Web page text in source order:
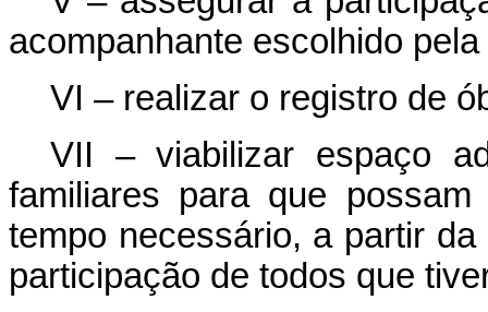
acompanhante escolhido
VI – realizar o registro de
VII – viabilizar espaço
familiares para que
tempo necessário, a partir
participação de todos que